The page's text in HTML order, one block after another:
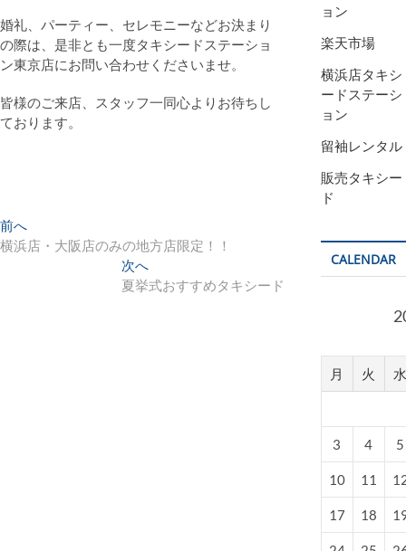
婚礼、パーティー、セレモニーなどお決まり
の際は、是非とも一度タキシードステーショ
ン東京店にお問い合わせくださいませ。
皆様のご来店、スタッフ一同心よりお待ちし
ております。
投
稿
前へ
去
横浜店・大阪店のみの地方店限定！！
次へ次
の
夏挙式おすすめタキシード
ョン
楽天市場
横浜店タキシ
ードステーシ
ョン
留袖レンタル
販売タキシー
ド
CALENDAR
月 火
3 4 5
10 11
17 18